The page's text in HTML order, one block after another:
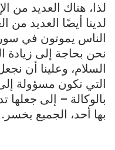
لذا، هناك العديد من
لدينا أيضًا العديد من
الناس يموتون في
نحن بحاجة إلى زيادة
السلام، وعلينا أن
التي تكون مسؤولة
بالوكالة – إلى
بها أحد، الجميع يخسر.